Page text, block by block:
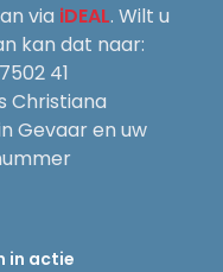
via iDEAL. Wilt u
kan dat naar:
41
Christiana
Gevaar en uw
in actie